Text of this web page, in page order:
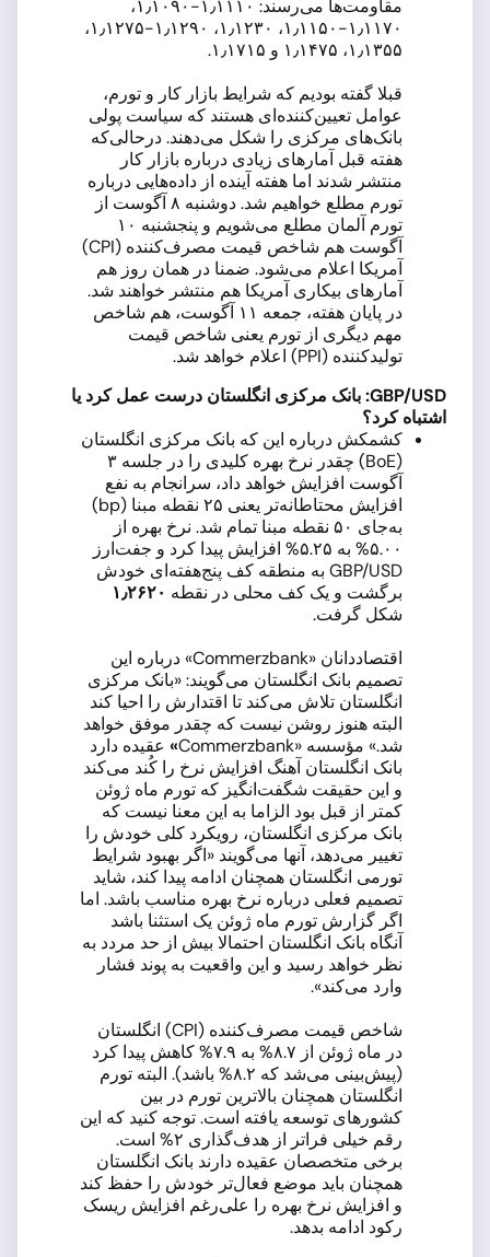
مقاومت‌ها می‌رسند: ۱٫۱۱۱۰-۱٫۱۰۹۰،
۱٫۱۱۷۰-۱٫۱۱۵۰، ۱٫۱۲۳۰، ۱٫۱۲۹۰-۱٫۱۲۷۵،
۱٫۱۳۵۵، ۱٫۱۴۷۵ و ۱٫۱۷۱۵.
قبلا گفته بودیم که شرایط بازار کار و تورم،
عوامل تعیین‌کننده‌ای هستند که سیاست پولی
بانک‌های مرکزی را شکل می‌دهند. درحالی‌که
هفته قبل آمارهای زیادی درباره بازار کار
منتشر شدند اما هفته آینده از داده‌هایی درباره
تورم مطلع خواهیم شد. دوشنبه ۸ آگوست از
تورم آلمان مطلع می‌شویم و پنجشنبه ۱۰
آگوست هم شاخص قیمت مصرف‌کننده (CPI)
آمریکا اعلام می‌شود. ضمنا در همان روز هم
آمارهای بیکاری آمریکا هم منتشر خواهند شد.
در پایان هفته، جمعه ۱۱ آگوست، هم شاخص
مهم دیگری از تورم یعنی شاخص قیمت
تولیدکننده (PPI) اعلام خواهد شد.
GBP/USD: بانک مرکزی انگلستان درست عمل کرد یا
اشتباه کرد؟
کشمکش درباره این که بانک مرکزی انگلستان
(BoE) چقدر نرخ بهره کلیدی را در جلسه ۳
آگوست افزایش خواهد داد، سرانجام به نفع
افزایش محتاطانه‌تر یعنی ۲۵ نقطه مبنا (bp)
به‌جای ۵۰ نقطه مبنا تمام شد. نرخ بهره از
۵.۰۰% به ۵.۲۵% افزایش پیدا کرد و جفت‌ارز
GBP/USD به منطقه کف پنج‌هفته‌ای خودش
برگشت و یک کف محلی در نقطه ۱٫۲۶۲۰
شکل گرفت.
اقتصاددانان «Commerzbank» درباره این
تصمیم بانک انگلستان می‌گویند: «بانک مرکزی
انگلستان تلاش می‌کند تا اقتدارش را احیا کند
البته هنوز روشن نیست که چقدر موفق خواهد
شد.» مؤسسه «Commerzbank
» عقیده دارد
بانک انگلستان آهنگ افزایش نرخ را کُند می‌کند
و این حقیقت شگفت‌انگیز که تورم ماه ژوئن
کمتر از قبل بود الزاما به این معنا نیست که
بانک مرکزی انگلستان، رویکرد کلی خودش را
تغییر می‌دهد، آنها می‌گویند «اگر بهبود شرایط
تورمی انگلستان همچنان ادامه پیدا کند، شاید
تصمیم فعلی درباره نرخ بهره مناسب باشد. اما
اگر گزارش تورم ماه ژوئن یک استثنا باشد
آنگاه بانک انگلستان احتمالا بیش از حد مردد به
نظر خواهد رسید و این واقعیت به پوند فشار
وارد می‌کند».
شاخص قیمت مصرف‌کننده (CPI) انگلستان
در ماه ژوئن از ۸.۷% به ۷.۹% کاهش پیدا کرد
(پیش‌بینی می‌شد که ۸.۲% باشد). البته تورم
انگلستان همچنان بالاترین تورم در بین
کشورهای توسعه یافته است. توجه کنید که این
رقم خیلی فراتر از هدف‌گذاری ۲% است.
برخی متخصصان عقیده دارند بانک انگلستان
همچنان باید موضع فعال‌تر خودش را حفظ کند
و افزایش نرخ بهره را علی‌رغم افزایش ریسک
رکود ادامه بدهد.